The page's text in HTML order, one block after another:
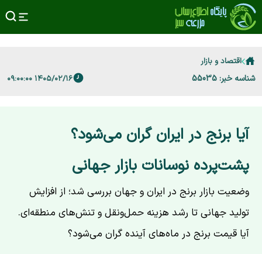
اقتصاد و بازار
شناسه خبر: 55035 ۱۴۰۵/۰۲/۱۶ ۰۹:۰۰:۰۰
آیا برنج در ایران گران می‌شود؟
پشت‌پرده نوسانات بازار جهانی
وضعیت بازار برنج در ایران و جهان بررسی شد؛ از افزایش
تولید جهانی تا رشد هزینه حمل‌ونقل و تنش‌های منطقه‌ای.
آیا قیمت برنج در ماه‌های آینده گران می‌شود؟